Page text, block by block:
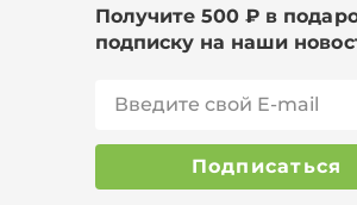
Получите 500 ₽ в
подписку на наши
Подписаться